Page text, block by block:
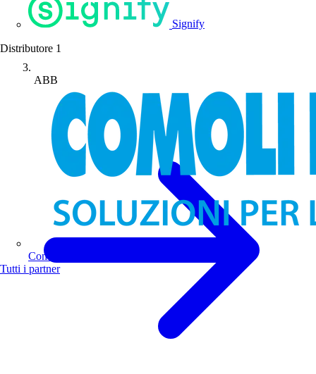
Signify
Distributore 1
Comoli Ferrari
Tutti i partner
ABB